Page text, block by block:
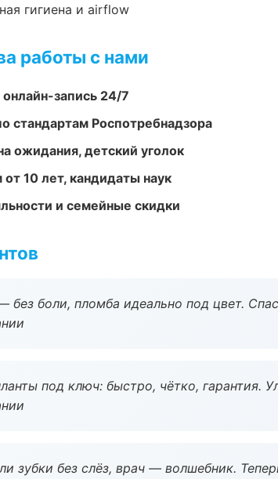
гигиена и airflow
работы с нами
онлайн-запись 24/7
стандартам Роспотребнадзора
ожидания, детский уголок
10 лет, кандидаты наук
и семейные скидки
без боли, пломба идеально под цвет.
под ключ: быстро, чётко, гарантия.
зубки без слёз, врач — волшебник.